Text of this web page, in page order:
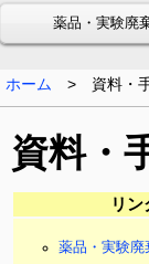
薬品・実験廃
ホーム > 資料・
資料・
リン
薬品・実験廃